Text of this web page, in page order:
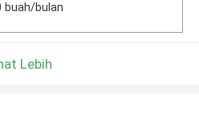
buah/bulan
Lebih